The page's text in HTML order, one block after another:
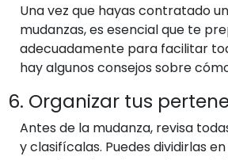
Una vez que hayas contratado
mudanzas, es esencial que te
adecuadamente para facilitar
hay algunos consejos sobre
6. Organizar tus
Antes de la mudanza, revisa
y clasifícalas. Puedes dividirlas